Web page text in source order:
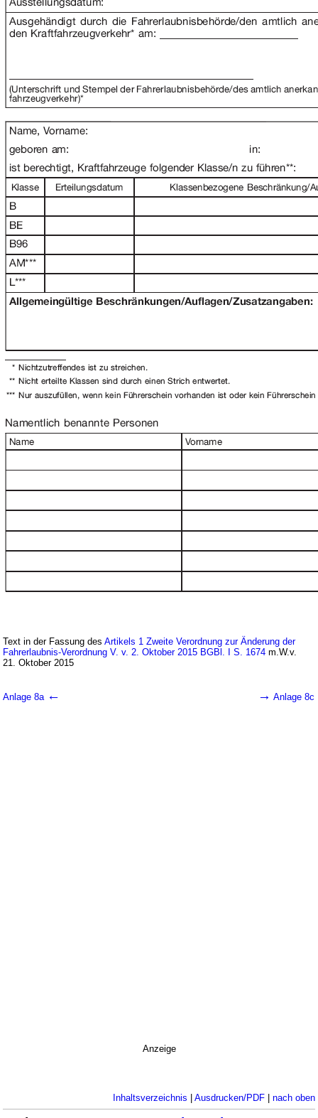
Text in der Fassung desArtikels 1 Zweite Verordnung zur Änderung der
Fahrerlaubnis-Verordnung V. v. 2. Oktober 2015 BGBl. I S. 1674 m.W.v.
21. Oktober 2015
Anlage 8a ← → Anlage 8c
Anzeige
Inhaltsverzeichnis | Ausdrucken/PDF| nach oben